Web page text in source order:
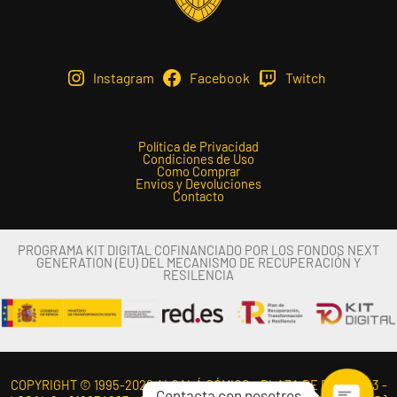
Instagram Facebook Twitch
Política de Privacidad
Condiciones de Uso
Como Comprar
Envios y Devoluciones
Contacto
PROGRAMA KIT DIGITAL COFINANCIADO POR LOS FONDOS NEXT
GENERATION (EU) DEL MECANISMO DE RECUPERACIÓN Y
RESILENCIA
COPYRIGHT © 1995-2026 ALCALÁ CÓMICS - PLAZA DE ESPAÑA 3 -